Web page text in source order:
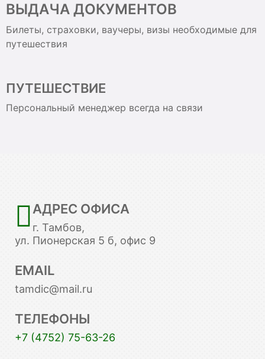
ВЫДАЧА ДОКУМЕНТОВ
Билеты, страховки, ваучеры, визы необходимые для
путешествия
ПУТЕШЕСТВИЕ
Персональный менеджер всегда на связи
АДРЕС ОФИСА
г. Тамбов,
ул. Пионерская 5 б, офис 9
EMAIL
tamdic@mail.ru
ТЕЛЕФОНЫ
+7 (4752) 75-63-26